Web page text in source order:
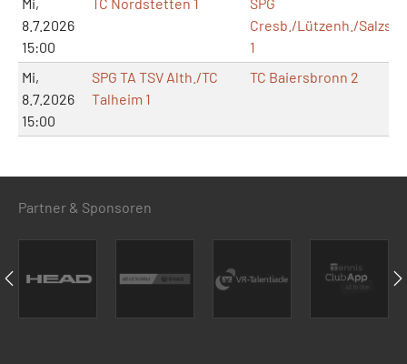
8.7.2026
15:00
Cresb./Lützenh./Salzst.
1
Mi,
8.7.2026
15:00
SPG TA TSV Alth./TC
Talheim 1
TC Baiersbronn 2
Partner & Sponsoren